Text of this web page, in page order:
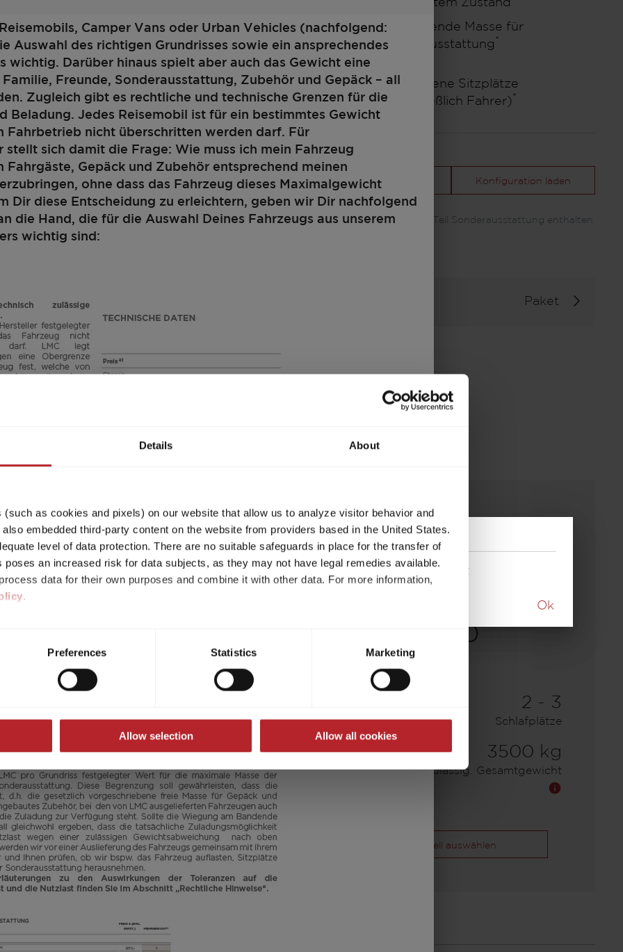
Details About
(such as cookies and pixels) on our website that allow us to analyze visitor behavior and
embedded third-party content on the website from providers based in the United States.
level of data protection. There are no suitable safeguards in place for the transfer of
poses an increased risk for data subjects, as they may not have legal remedies available.
data for their own purposes and combine it with other data. For more information,
.
is voluntary, not required to visit the website, and can be revoked at any time through the
only the necessary cookies will be set on the website, which are required for the trouble-
enable page navigation.
Preferences Statistics Marketing
Allow selection Allow all cookies
fahrbereitem Zustand
392 kg
Verbleibende Masse für
Sonderausstattung *
4
Zugelassene Sitzplätze
(einschließlich Fahrer)*
Deine Konfiguration Konfiguration laden
*Abbildung kann zum Teil Sonderausstattung enthalten
Paket
Preis aba) Schlafplätze
5,99 m
Länge
3500 kg
Zulässig. Gesamtgewicht
Ausgewählt
640
Preis aba)
2 - 3
Schlafplätze
6,36 m
Länge
3500 kg
Zulässig. Gesamtgewicht
Modell auswählen
Camper Vans oder Urban Vehicles (nachfolgend:
Auswahl des richtigen Grundrisses sowie ein ansprechendes
wichtig. Darüber hinaus spielt aber auch das Gewicht eine
Freunde, Sonderausstattung, Zubehör und Gepäck – all
Zugleich gibt es rechtliche und technische Grenzen für die
Beladung. Jedes Reisemobil ist für ein bestimmtes Gewicht
Fahrbetrieb nicht überschritten werden darf. Für
stellt sich damit die Frage: Wie muss ich mein Fahrzeug
Fahrgäste, Gepäck und Zubehör entsprechend meinen
ohne dass das Fahrzeug dieses Maximalgewicht
Dir diese Entscheidung zu erleichtern, geben wir Dir nachfolgend
die Hand, die für die Auswahl Deines Fahrzeugs aus unserem
wichtig sind:
verfügbar und wurde zu dem Grundriss des aktuellen Modells aufgelöst
Ok